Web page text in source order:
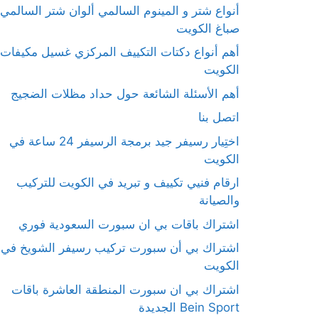
أنواع شتر و المينوم السالمي ألوان شتر السالمي
صباغ الكويت
أهم أنواع دكتات التكييف المركزي غسيل مكيفات
الكويت
أهم الأسئلة الشائعة حول حداد مظلات الضجيج
اتصل بنا
اختِيار رسيفر جيد برمجة الرسيفر 24 ساعة في
الكويت
ارقام فنيي تكييف و تبريد في الكويت للتركيب
والصيانة
اشتراك باقات بي ان سبورت السعودية فوري
اشتراك بي أن سبورت تركيب رسيفر الشويخ في
الكويت
اشتراك بي ان سبورت المنطقة العاشرة باقات
Bein Sport الجديدة